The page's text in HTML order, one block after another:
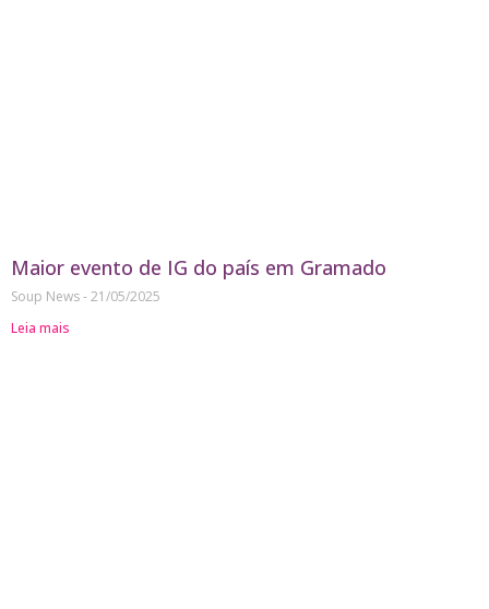
Maior evento de IG do país em Gramado
Soup News 21/05/2025
Leia mais